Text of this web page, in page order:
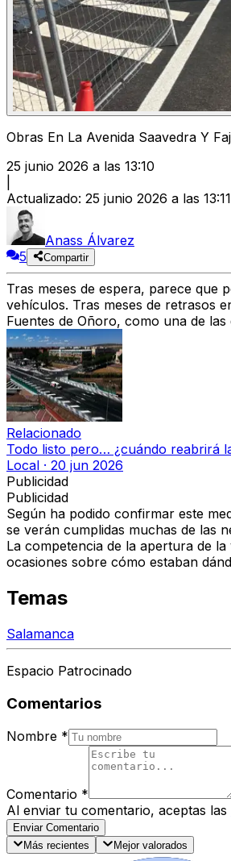
Obras En La Avenida Saavedra Y
25 junio 2026 a las 13:10
Actualizado: 25 junio 2026 a las 13:11
Anass Álvarez
5
Compartir
Tras meses de espera, parece
vehículos. Tras meses de retrasos
Fuentes de Oñoro, como una de
Relacionado
Todo listo pero… ¿cuándo reabrirá
Local · 20 jun 2026
Publicidad
Publicidad
Según ha podido confirmar este
se verán cumplidas muchas de las
La competencia de la apertura de
ocasiones sobre cómo estaban
Temas
Salamanca
Espacio Patrocinado
Comentarios
Nombre *
Comentario *
Al enviar tu comentario, aceptas las
Enviar Comentario
Más recientes
Mejor valorados